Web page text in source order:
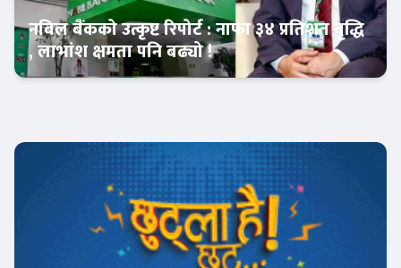
नबिल बैंकको उत्कृष्ट रिपोर्ट : नाफा ३४ प्रतिशत बृद्धि
, लाभांश क्षमता पनि बढ्यो !